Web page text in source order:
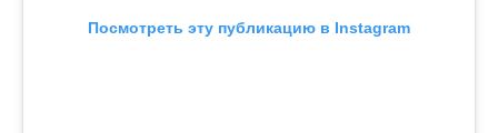
Посмотреть эту публикацию в Instagram